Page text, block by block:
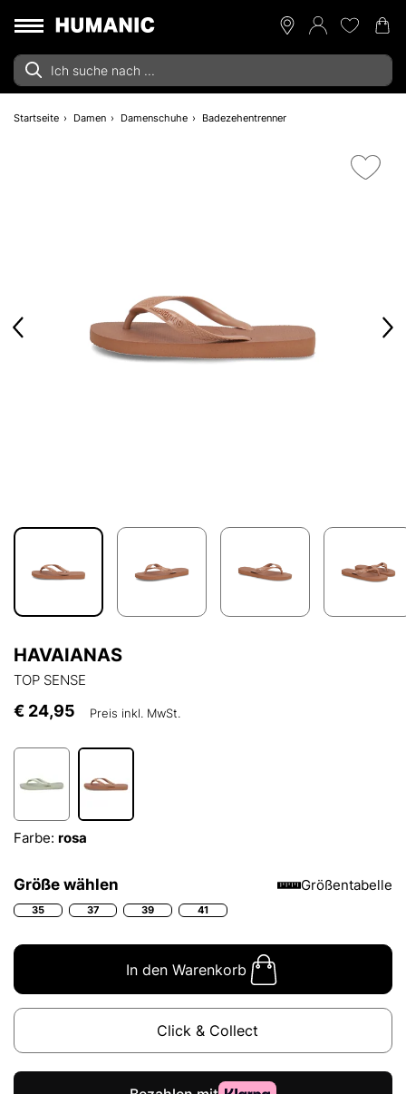
Startseite Damen Damenschuhe Badezehentrenner
HAVAIANAS
TOP SENSE
€ 24,95 Preis inkl. MwSt.
Farbe: rosa
Größe wählen Größentabelle
35 37 39 41
In den Warenkorb
Click & Collect